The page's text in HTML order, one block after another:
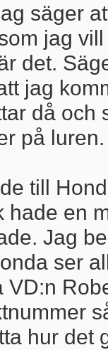
säger
jag
det.
jag
då och
på luren.
till
hade en
Jag
ser
VD:n
hur det